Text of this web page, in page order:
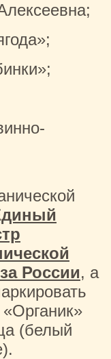
России, а
(белый